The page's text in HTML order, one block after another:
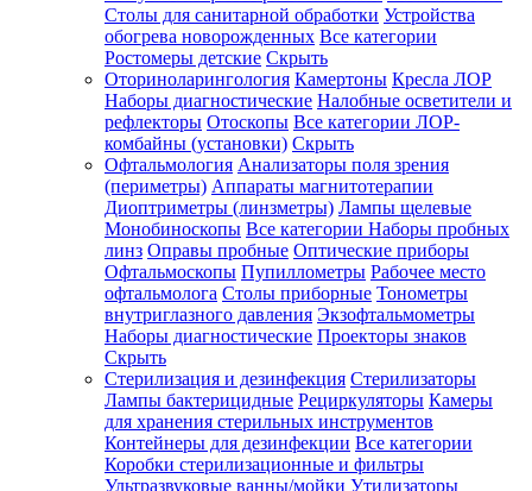
Столы для санитарной обработки Устройства
обогрева новорожденных Все категории
Ростомеры детские Скрыть
Оториноларингология Камертоны Кресла ЛОР
Наборы диагностические Налобные осветители и
рефлекторы Отоскопы Все категории ЛОР-
комбайны (установки) Скрыть
Офтальмология Анализаторы поля зрения
(периметры) Аппараты магнитотерапии
Диоптриметры (линзметры) Лампы щелевые
Монобиноскопы Все категории Наборы пробных
линз Оправы пробные Оптические приборы
Офтальмоскопы Пупиллометры Рабочее место
офтальмолога Столы приборные Тонометры
внутриглазного давления Экзофтальмометры
Наборы диагностические Проекторы знаков
Скрыть
Стерилизация и дезинфекция Стерилизаторы
Лампы бактерицидные Рециркуляторы Камеры
для хранения стерильных инструментов
Контейнеры для дезинфекции Все категории
Коробки стерилизационные и фильтры
Ультразвуковые ванны/мойки Утилизаторы